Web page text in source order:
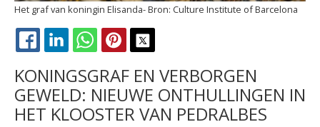
Het graf van koningin Elisanda Culture Institute of Barcelona
FACEBOOK
LINKEDINWHATSAPPPINTEREST
KONINGSGRAF EN VERBORGEN
GEWELD: NIEUWE ONTHULLINGEN IN
HET KLOOSTER VAN PEDRALBES